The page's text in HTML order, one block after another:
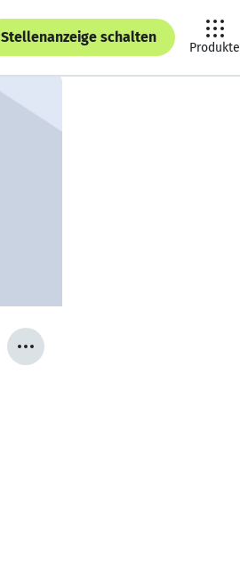
Stellenanzeige schalten
Produkte